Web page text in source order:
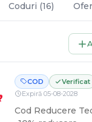
Coduri (16)
COD
Verificat
Expiră 05-08-2028
Cod Reducere